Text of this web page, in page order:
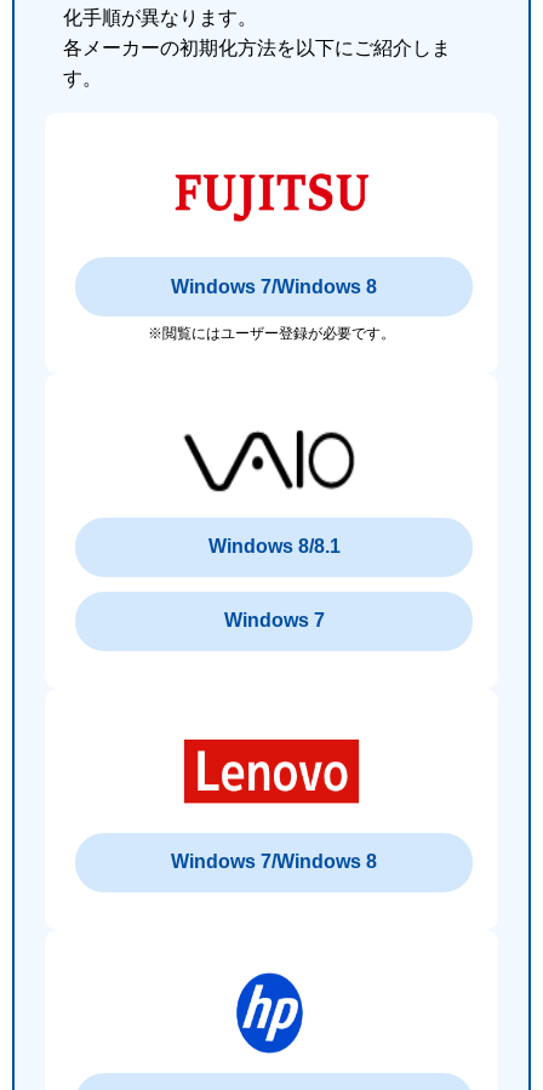
化手順が異なります。
各メーカーの初期化方法を以下にご紹介しま
す。
Windows 7/Windows 8
※閲覧にはユーザー登録が必要です。
Windows 8/8.1
Windows 7
Windows 7/Windows 8